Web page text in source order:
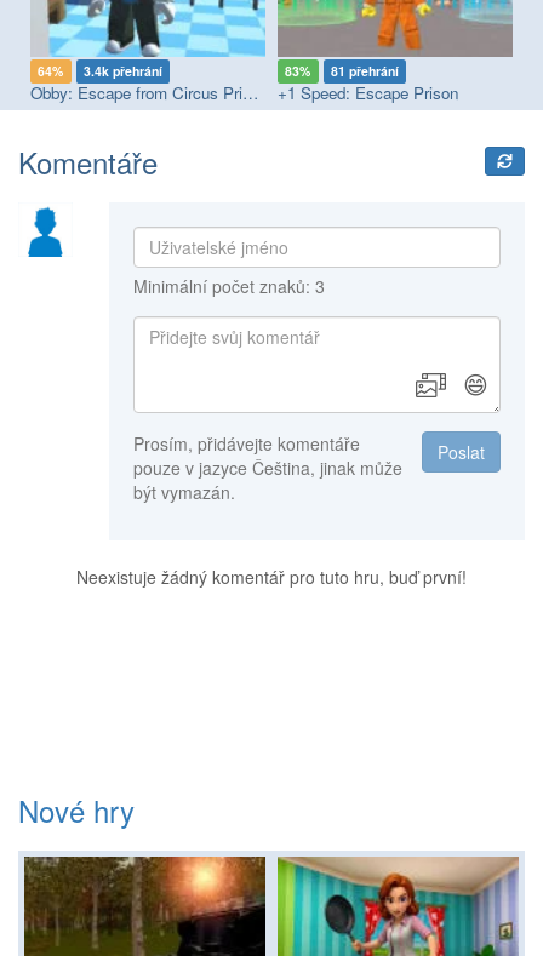
64% 3.4k přehrání
Obby: Escape from Circus Prison
83% 81 přehrání
+1 Speed: Escape Prison
Komentáře
Minimální počet znaků: 3
😄
Poslat
Prosím, přidávejte komentáře
pouze v jazyce Čeština, jinak může
být vymazán.
Neexistuje žádný komentář pro tuto hru, buď první!
Nové hry